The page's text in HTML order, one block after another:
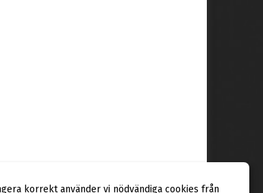
korrekt använder vi nödvändiga cookies från